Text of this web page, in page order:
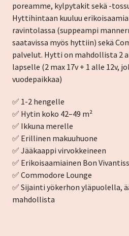
poreamme, kylpytakit sekä -
Hyttihintaan kuuluu
ravintolassa (suppeampi
saatavissa myös hyttiin) sekä
palvelut. Hytti on mahdollista 2
lapselle (2 max 17v + 1 alle 12v,
vuodepaikkaa)
✅ 1-2 hengelle
✅ Hytin koko 42–49 m²
✅ Ikkuna merelle
✅ Erillinen makuuhuone
✅ Jääkaappi virvokkeineen
✅ Erikoisaamiainen Bon
✅ Commodore Lounge
✅ Sijainti yökerhon yläpuolella,
mahdollista